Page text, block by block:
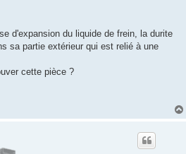
d'expansion du liquide de frein, la durite
sa partie extérieur qui est relié à une
cette pièce ?